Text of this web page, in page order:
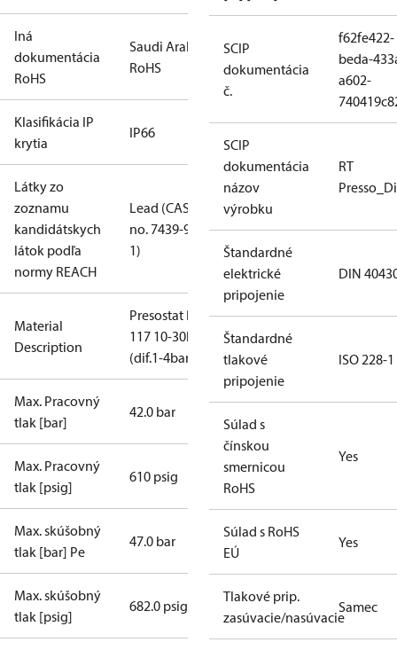
Iná
dokumentácia
RoHS
Saudi Arabia
RoHS
Klasifikácia IP
krytia
IP66
Látky zo
zoznamu
kandidátskych
látok podľa
normy REACH
Lead (CAS
no. 7439-92-
1)
Material
Description
Presostat RT
117 10-30bar
(dif.1-4bar)
Max. Pracovný
tlak [bar]
42.0 bar
Max. Pracovný
tlak [psig]
610 psig
Max. skúšobný
tlak [bar] Pe
47.0 bar
Max. skúšobný
tlak [psig]
682.0 psig
SCIP
dokumentácia
č.
f62fe422-
beda-
a602-
SCIP
dokumentácia
názov
výrobku
RT
Štandardné
elektrické
pripojenie
DIN
Štandardné
tlakové
pripojenie
ISO 228-1
Súlad s
čínskou
smernicou
RoHS
Yes
Súlad s RoHS
EÚ
Yes
Tlakové prip.
zasúvacie/nasúvacie
Samec